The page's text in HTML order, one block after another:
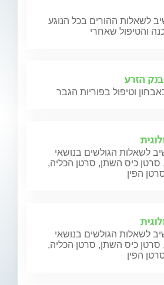
לשאלות ההורים בכל הנוגע
והטיפול שאחרי
הזרע
וטיפול בפוריות הגבר
לשאלות הגולשים בנושאי
סרטן כיס השתן, סרטן הכליה,
הפין
לשאלות הגולשים בנושאי
סרטן כיס השתן, סרטן הכליה,
הפין